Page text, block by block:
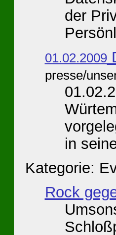
der
01.02.2009
presse/
in
Kategorie:
Rock